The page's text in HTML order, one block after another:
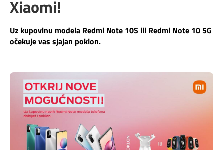
Pozivi ka inostranstvu
iris TV
Antena PLUS
TV APP
Šta da gledam?
Telefonski imenik
Samouslužni servisi
Kontakt centar
Kako do nas?
Rešavanje problema
Xiaomi!
Uz kupovinu modela Redmi Note 10S ili Redmi Note 10 5G
očekuje vas sjajan poklon.